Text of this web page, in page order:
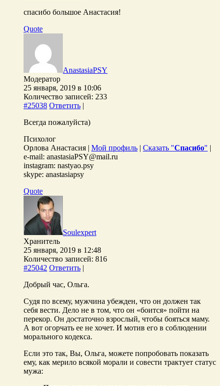
спасибо большое Анастасия!
Quote
AnastasiaPSY
Модератор
25 января, 2019 в 10:06
Количество записей: 233
#25038 Ответить |
Всегда пожалуйста)
Психолог
Орлова Анастасия | Мой профиль | Сказать "Спасибо" |
e-mail: anastasiaPSY@mail.ru
instagram: nastyao.psy
skype: anastasiapsy
Quote
Soulexpert
Хранитель
25 января, 2019 в 12:48
Количество записей: 816
#25042 Ответить |
Добрый час, Ольга.
Судя по всему, мужчина убежден, что он должен так
себя вести. Дело не в том, что он «боится» пойти на
перекор. Он достаточно взрослый, чтобы бояться маму.
А вот огорчать ее не хочет. И мотив его в соблюдении
морального кодекса.
Если это так, Вы, Ольга, можете попробовать показать
ему, как мерило всякой морали и совести трактует статус
мужа: